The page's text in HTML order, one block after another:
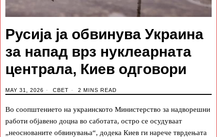
Русија ја обвинува Украина
за напад врз нуклеарната
централа, Киев одговори
MAY 31, 2026 СВЕТ 2 MINS READ
Во соопштението на украинското Министерство за надворешни
работи објавено доцна во саботата, остро се осудуваат
„неоснованите обвинувања“, додека Киев ги нарече тврдењата